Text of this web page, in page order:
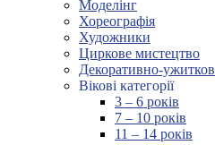
Моделінг
Хореографія
Художники
Циркове мистецтво
Декоративно-
Вікові категорії
3 – 6 років
7 – 10 років
11 – 14 років